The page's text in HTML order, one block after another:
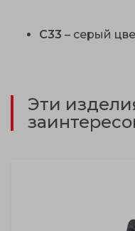
С33 – серый
Эти